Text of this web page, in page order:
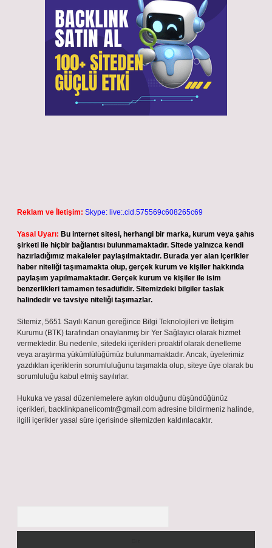
Reklam ve İletişim: Skype: live:.cid.575569c608265c69
Yasal Uyarı: Bu internet sitesi, herhangi bir marka, kurum veya şahıs
şirketi ile hiçbir bağlantısı bulunmamaktadır. Sitede yalnızca kendi
hazırladığımız makaleler paylaşılmaktadır. Burada yer alan içerikler
haber niteliği taşımamakta olup, gerçek kurum ve kişiler hakkında
paylaşım yapılmamaktadır. Gerçek kurum ve kişiler ile isim
benzerlikleri tamamen tesadüfidir. Sitemizdeki bilgiler taslak
halindedir ve tavsiye niteliği taşımazlar.
Sitemiz, 5651 Sayılı Kanun gereğince Bilgi Teknolojileri ve İletişim
Kurumu (BTK) tarafından onaylanmış bir Yer Sağlayıcı olarak hizmet
vermektedir. Bu nedenle, sitedeki içerikleri proaktif olarak denetleme
veya araştırma yükümlülüğümüz bulunmamaktadır. Ancak, üyelerimiz
yazdıkları içeriklerin sorumluluğunu taşımakta olup, siteye üye olarak bu
sorumluluğu kabul etmiş sayılırlar.
Hukuka ve yasal düzenlemelere aykırı olduğunu düşündüğünüz
içerikleri, backlinkpanelicomtr@gmail.com adresine bildirmeniz halinde,
ilgili içerikler yasal süre içerisinde sitemizden kaldırılacaktır.